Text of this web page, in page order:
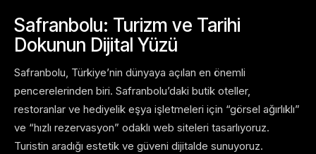
Safranbolu: Turizm ve Tarihi
Dokunun Dijital Yüzü
Safranbolu, Türkiye’nin dünyaya açılan en önemli
pencerelerinden biri. Safranbolu’daki butik oteller,
restoranlar ve hediyelik eşya işletmeleri için “görsel ağırlıklı”
ve “hızlı rezervasyon” odaklı web siteleri tasarlıyoruz.
Turistin aradığı estetik ve güveni dijitalde sunuyoruz.